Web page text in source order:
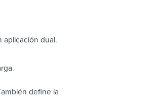
aplicación dual.
define la